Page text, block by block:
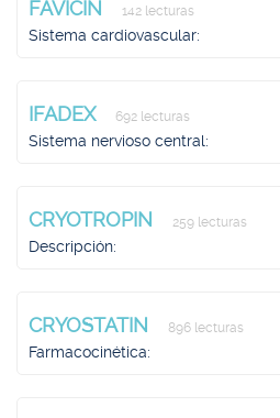
FAVICIN 142 lecturas
Sistema cardiovascular:
IFADEX 692 lecturas
Sistema nervioso central:
CRYOTROPIN 259 lecturas
Descripción:
CRYOSTATIN 896 lecturas
Farmacocinética: